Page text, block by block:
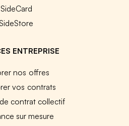
SideCard
ENTREPRISE
nos offres
vos contrats
contrat collectif
sur mesure